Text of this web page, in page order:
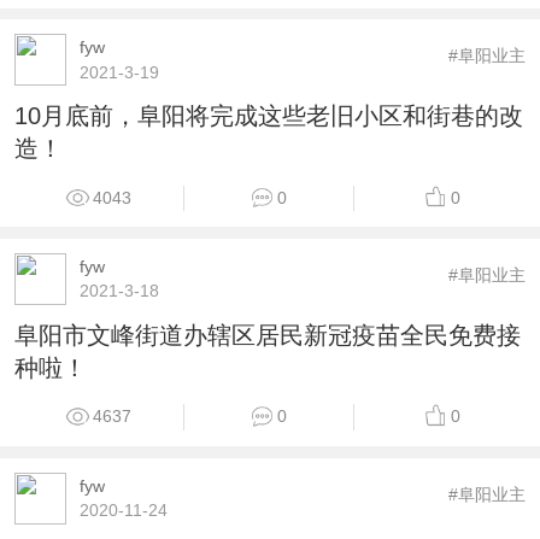
fyw
2021-3-19
#阜阳业主
10月底前，阜阳将完成这些老旧小区和街巷的改
造！
4043 0 0
fyw
2021-3-18
#阜阳业主
阜阳市文峰街道办辖区居民新冠疫苗全民免费接
种啦！
4637 0 0
fyw
2020-11-24
#阜阳业主